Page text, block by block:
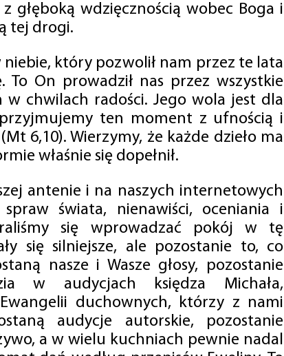
głęboką wdzięcznością wobec Boga i
tej drogi.
który pozwolił nam przez te lata
To On prowadził nas przez wszystkie
w chwilach radości. Jego wola jest dla
ten moment z ufnością i
6,10). Wierzymy, że każde dzieło ma
właśnie się dopełnił.
antenie i na naszych internetowych
świata, nienawiści, oceniania i
się wprowadzać pokój w tę
się silniejsze, ale pozostanie to, co
nasze i Wasze głosy, pozostanie
w audycjach księdza Michała,
duchownych, którzy z nami
audycje autorskie, pozostanie
a w wielu kuchniach pewnie nadal